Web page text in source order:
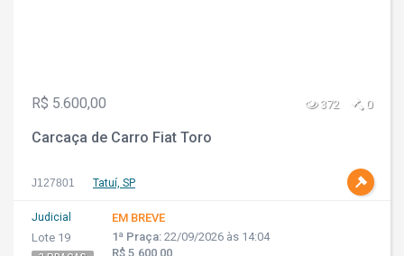
R$ 5.600,00 372 0
Carcaça de Carro Fiat Toro
J127801 Tatuí, SP
Judicial
Lote 19
EM BREVE
1ª Praça: 22/09/2026 às 14:04
R$ 5.600,00